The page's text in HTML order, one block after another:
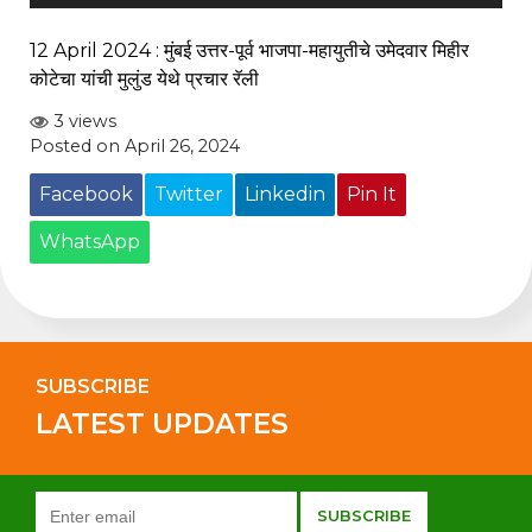
12 April 2024 : मुंबई उत्तर-पूर्व भाजपा-महायुतीचे उमेदवार मिहीर
कोटेचा यांची मुलुंड येथे प्रचार रॅली
3 views
Posted on April 26, 2024
Facebook Twitter Linkedin Pin It
WhatsApp
SUBSCRIBE
LATEST UPDATES